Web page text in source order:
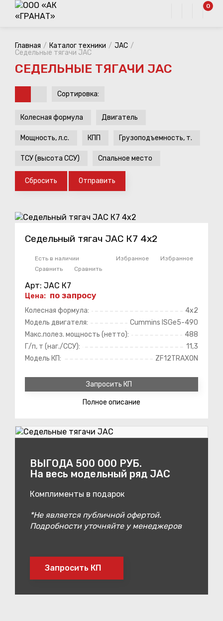
0
Главная Каталог техники
JAC
Седельные тягачи JAC
СЕДЕЛЬНЫЕ ТЯГАЧИ JAC
Колесная формула Двигатель
Мощность, л.с. КПП Грузоподъемность, т.
ТСУ (высота ССУ) Спальное место
Сбросить Отправить
Сортировка:
Седельный тягач JAC К7 4х2
Есть в наличии Избранное
Избранное
Сравнить
Сравнить
Арт: JAC К7
Цена: по запросу
Колесная формула:
4х2
Модель двигателя:
Cummins ISGe5-490
Макс.полез. мощность (нетто):
488
Г/п, т (наг./ССУ):
11,3
Модель КП:
ZF12TRAXON
Запросить КП
Полное описание
ВЫГОДА 500 000 РУБ.
На весь модельный ряд JAC
Комплименты в подарок
*Не является публичной офертой.
Подробности уточняйте у менеджеров
Запросить КП